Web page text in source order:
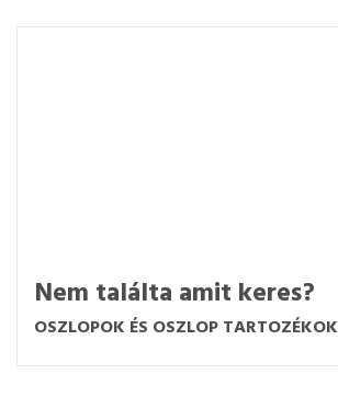
Nem találta amit keres?
OSZLOPOK ÉS OSZLOP TARTOZÉKOK